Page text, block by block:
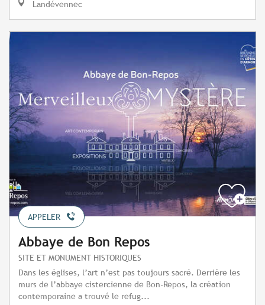
Landévennec
APPELER
Abbaye de Bon Repos
SITE ET MONUMENT HISTORIQUES
Dans les églises, l’art n’est pas toujours sacré. Derrière les
murs de l’abbaye cistercienne de Bon-Repos, la création
contemporaine a trouvé le refug...